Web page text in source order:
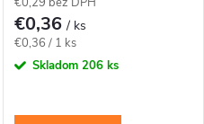
€0,36/ ks
Jednotková
cena:
€0,36 / 1 ks
Skladom 206 ks